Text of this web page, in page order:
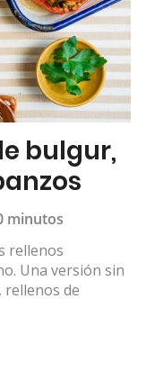
bulgur,
minutos
rellenos
Una versión sin
rellenos de